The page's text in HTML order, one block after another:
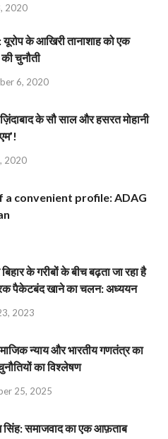
2020
यूरोप के आखिरी तानाशाह को एक
की चुनौती
6, 2020
के सौ साल और हसरत मोहानी
2020
convenient profile: ADAG
के गरीबों के बीच बढ़ता जा रहा है
पैकेटबंद खाने का चलन: अध्ययन
2023
न्याय और भारतीय गणतंत्र का
का विश्लेषण
25, 2025
सिंह: समाजवाद का एक आफ़ताब